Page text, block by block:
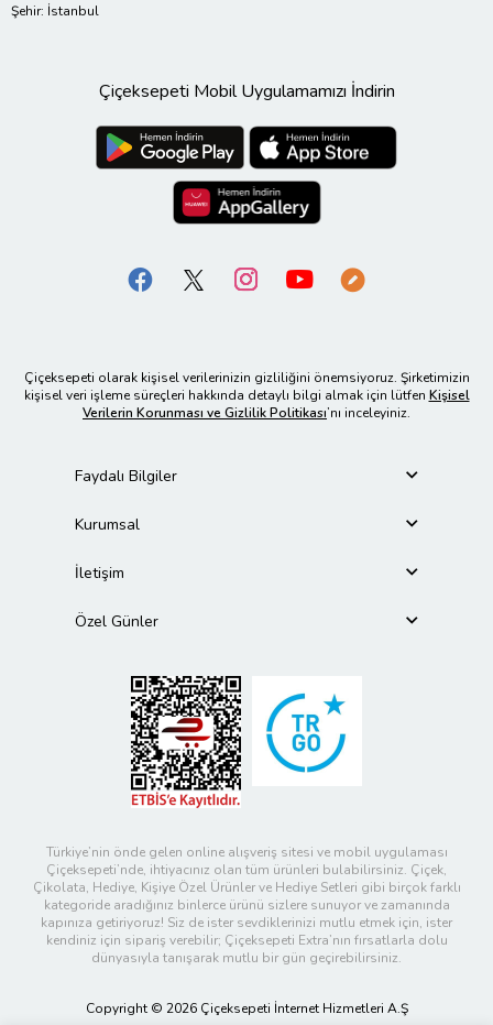
Şehir: İstanbul
Çiçeksepeti Mobil Uygulamamızı İndirin
Çiçeksepeti olarak kişisel verilerinizin gizliliğini önemsiyoruz. Şirketimizin
kişisel veri işleme süreçleri hakkında detaylı bilgi almak için lütfen Kişisel
Verilerin Korunması ve Gizlilik Politikası’nı inceleyiniz.
Faydalı Bilgiler
Kurumsal
İletişim
Özel Günler
Türkiye’nin önde gelen online alışveriş sitesi ve mobil uygulaması
Çiçeksepeti’nde, ihtiyacınız olan tüm ürünleri bulabilirsiniz. Çiçek,
Çikolata, Hediye, Kişiye Özel Ürünler ve Hediye Setleri gibi birçok farklı
kategoride aradığınız binlerce ürünü sizlere sunuyor ve zamanında
kapınıza getiriyoruz! Siz de ister sevdiklerinizi mutlu etmek için, ister
kendiniz için sipariş verebilir; Çiçeksepeti Extra’nın fırsatlarla dolu
dünyasıyla tanışarak mutlu bir gün geçirebilirsiniz.
Copyright © 2026 Çiçeksepeti İnternet Hizmetleri A.Ş